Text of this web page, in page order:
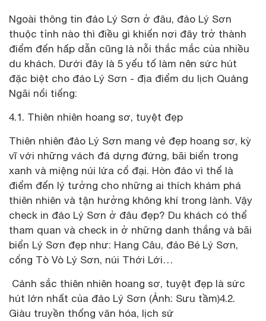
Ngoài thông tin đảo Lý Sơn ở đâu, đảo Lý Sơn
thuộc tỉnh nào thì điều gì khiến nơi đây trở thành
điểm đến hấp dẫn cũng là nỗi thắc mắc của nhiều
du khách. Dưới đây là 5 yếu tố làm nên sức hút
đặc biệt cho đảo Lý Sơn - địa điểm du lịch Quảng
Ngãi nổi tiếng:
4.1. Thiên nhiên hoang sơ, tuyệt đẹp
Thiên nhiên đảo Lý Sơn mang vẻ đẹp hoang sơ, kỳ
vĩ với những vách đá dựng đứng, bãi biển trong
xanh và miệng núi lửa cổ đại. Hòn đảo vì thế là
điểm đến lý tưởng cho những ai thích khám phá
thiên nhiên và tận hưởng không khí trong lành. Vậy
check in đảo Lý Sơn ở đâu đẹp? Du khách có thể
tham quan và check in ở những danh thắng và bãi
biển Lý Sơn đẹp như: Hang Câu, đảo Bé Lý Sơn,
cổng Tò Vò Lý Sơn, núi Thới Lới…
Cảnh sắc thiên nhiên hoang sơ, tuyệt đẹp là sức
hút lớn nhất của đảo Lý Sơn (Ảnh: Sưu tầm)4.2.
Giàu truyền thống văn hóa, lịch sử